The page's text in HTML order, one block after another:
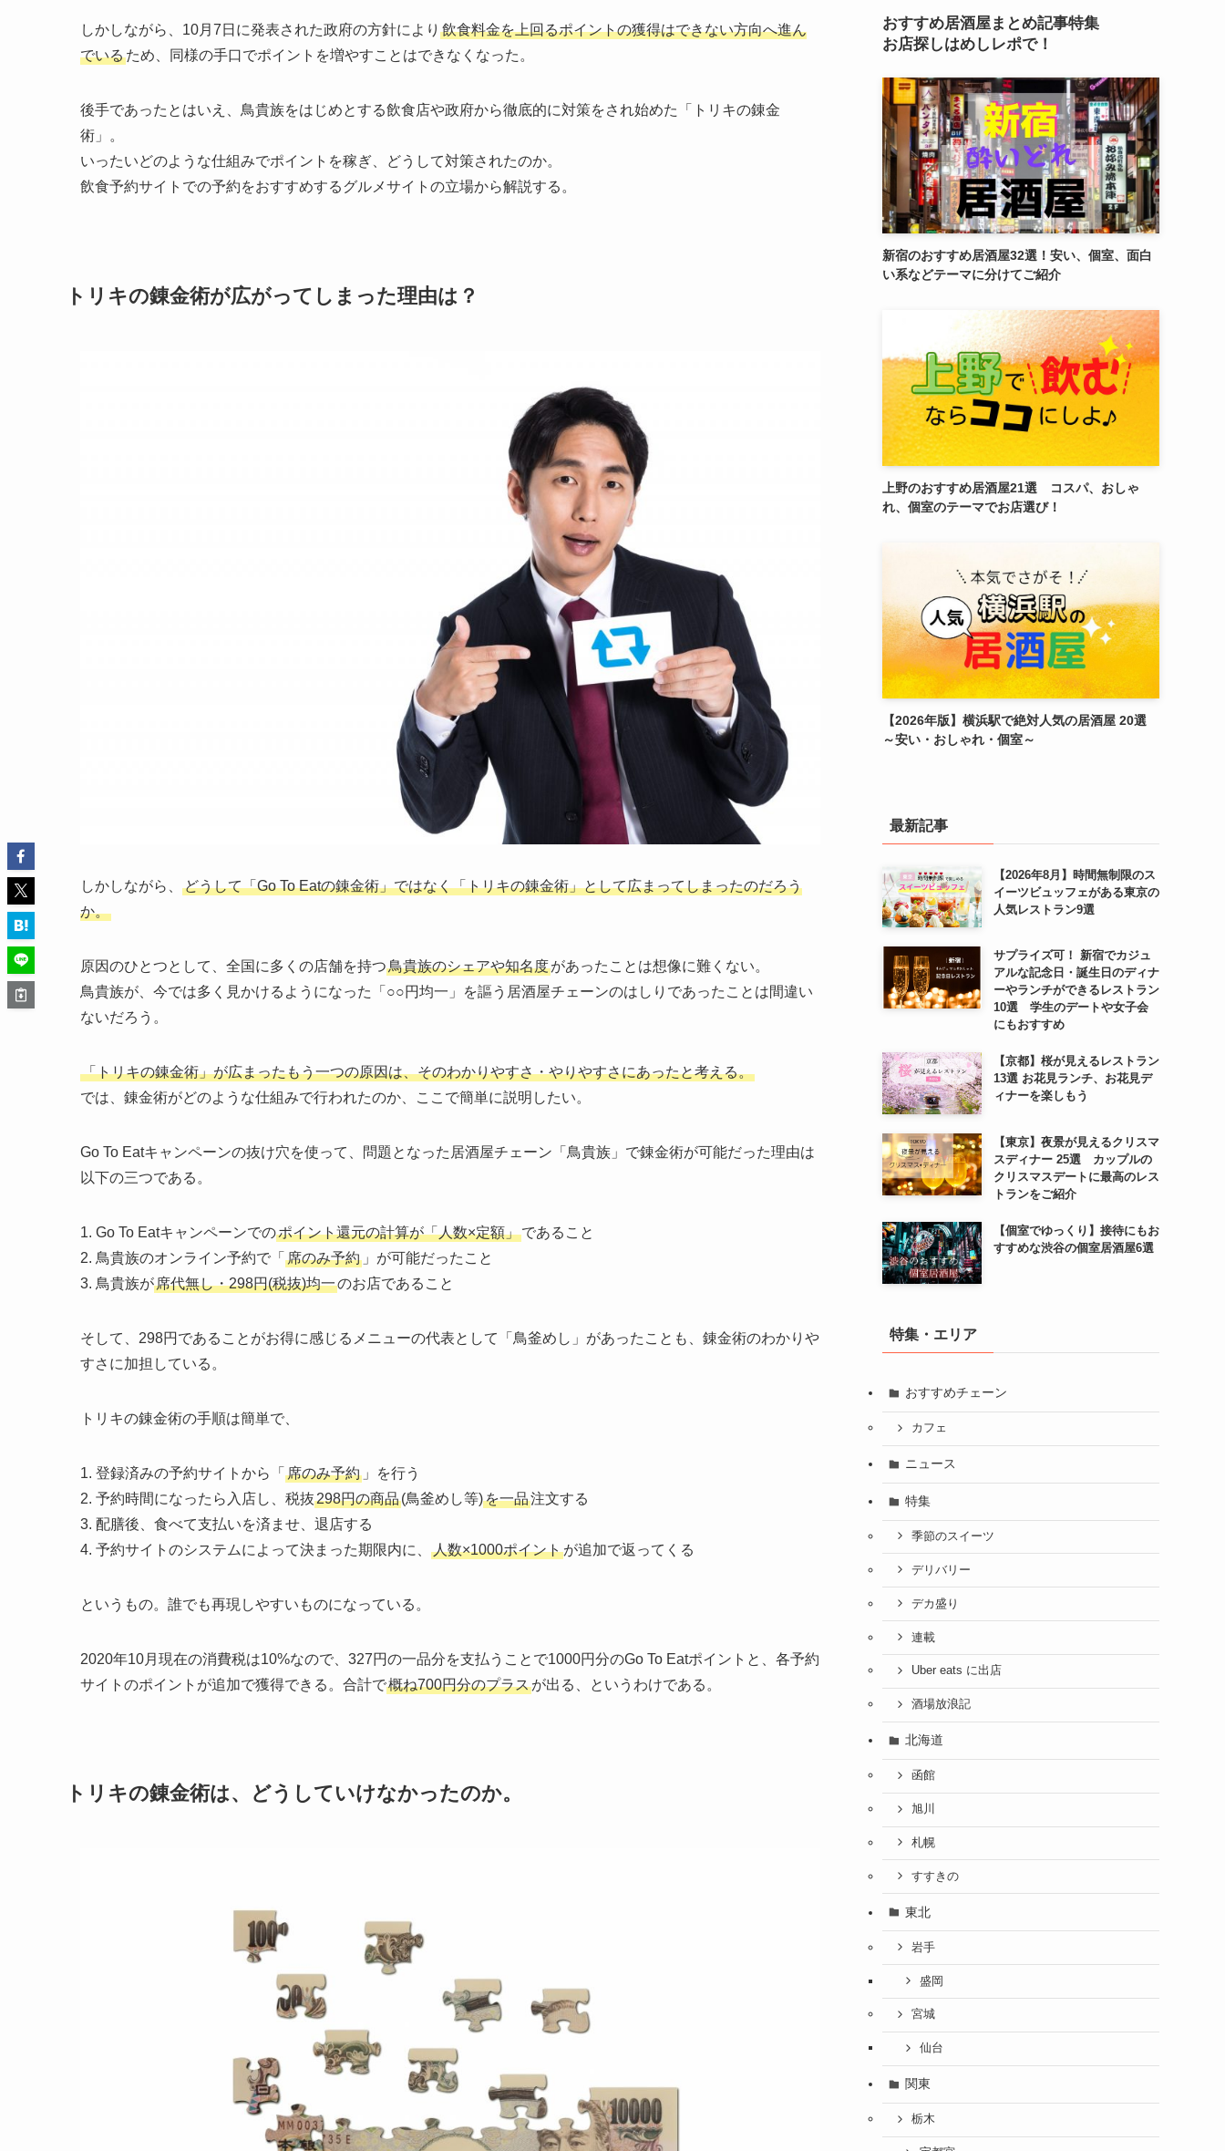
しかしながら、10月7日に発表された政府の方針により 飲食料金を上回るポイントの獲得はできない方向へ進ん
でいるため、同様の手口でポイントを増やすことはできなくなった。
後手であったとはいえ、鳥貴族をはじめとする飲食店や政府から徹底的に対策をされ始めた「トリキの錬金
術」。
いったいどのような仕組みでポイントを稼ぎ、どうして対策されたのか。
飲食予約サイトでの予約をおすすめするグルメサイトの立場から解説する。
トリキの錬金術が広がってしまった理由は？
しかしながら、
どうして「Go To Eatの錬金術」ではなく「トリキの錬金術」として広まってしまったのだろう
か。
原因のひとつとして、全国に多くの店舗を持つ鳥貴族のシェアや知名度があったことは想像に難くない。
鳥貴族が、今では多く見かけるようになった「○○円均一」を謳う居酒屋チェーンのはしりであったことは間違い
ないだろう。
「トリキの錬金術」が広まったもう一つの原因は、そのわかりやすさ・やりやすさにあったと考える。
では、錬金術がどのような仕組みで行われたのか、ここで簡単に説明したい。
Go To Eatキャンペーンの抜け穴を使って、問題となった居酒屋チェーン「鳥貴族」で錬金術が可能だった理由は
以下の三つである。
1. Go To Eatキャンペーンでのポイント還元の計算が「人数×定額」であること
2. 鳥貴族のオンライン予約で「 席のみ予約 」が可能だったこと
3. 鳥貴族が席代無し・298円(税抜)均一のお店であること
そして、298円であることがお得に感じるメニューの代表として「鳥釜めし」があったことも、錬金術のわかりや
すさに加担している。
トリキの錬金術の手順は簡単で、
1. 登録済みの予約サイトから「 席のみ予約 」を行う
2. 予約時間になったら入店し、税抜298円の商品(鳥釜めし等)を一品注文する
3. 配膳後、食べて支払いを済ませ、退店する
4. 予約サイトのシステムによって決まった期限内に、
人数×1000ポイントが追加で返ってくる
というもの。誰でも再現しやすいものになっている。
2020年10月現在の消費税は10%なので、327円の一品分を支払うことで1000円分のGo To Eatポイントと、各予約
サイトのポイントが追加で獲得できる。合計で概ね700円分のプラスが出る、というわけである。
トリキの錬金術は、どうしていけなかったのか。
おすすめ居酒屋まとめ記事特集
お店探しはめしレポで！
新宿のおすすめ居酒屋32選！安い、個室、面白
い系などテーマに分けてご紹介
上野のおすすめ居酒屋21選 コスパ、おしゃ
れ、個室のテーマでお店選び！
【2026年版】横浜駅で絶対人気の居酒屋 20選
～安い・おしゃれ・個室～
最新記事
【2026年8月】時間無制限のス
イーツビュッフェがある東京の
人気レストラン9選
サプライズ可！ 新宿でカジュ
アルな記念日・誕生日のディナ
ーやランチができるレストラン
10選 学生のデートや女子会
にもおすすめ
【京都】桜が見えるレストラン
13選 お花見ランチ、お花見デ
ィナーを楽しもう
【東京】夜景が見えるクリスマ
スディナー 25選 カップルの
クリスマスデートに最高のレス
トランをご紹介
【個室でゆっくり】接待にもお
すすめな渋谷の個室居酒屋6選
特集・エリア
おすすめチェーン
カフェ
ニュース
特集
季節のスイーツ
デリバリー
デカ盛り
連載
Uber eats に出店
酒場放浪記
北海道
函館
旭川
札幌
すすきの
東北
岩手
盛岡
宮城
仙台
関東
栃木